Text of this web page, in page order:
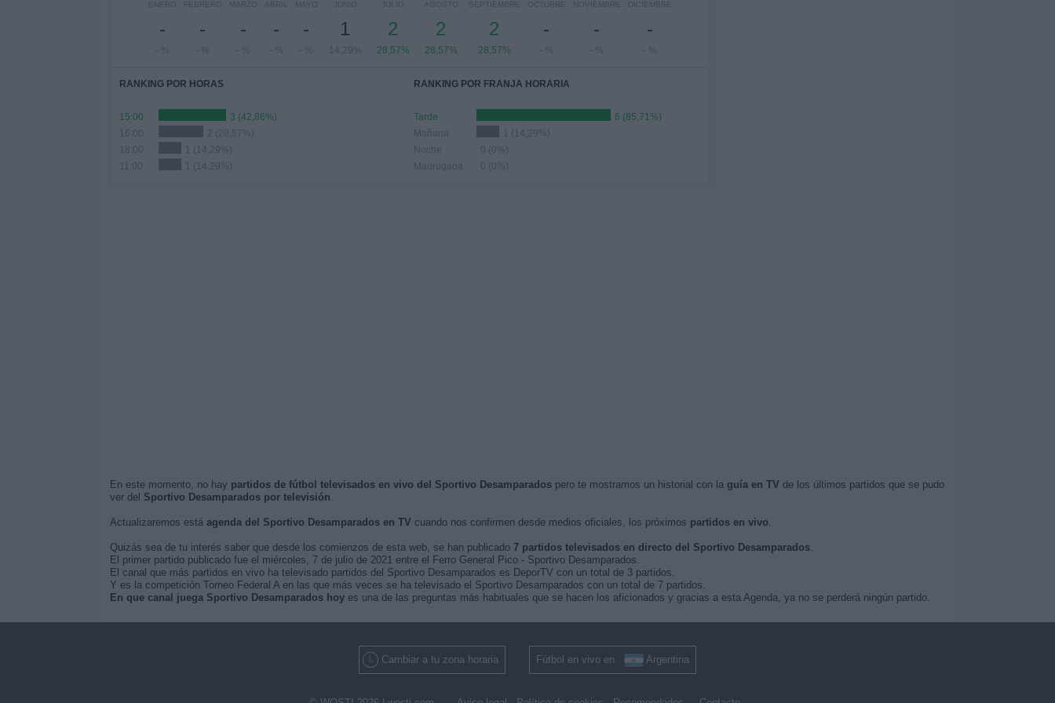
ENERO
-
- %
FEBRERO
-
- %
MARZO
-
- %
ABRIL
-
- %
MAYO
-
- %
JUNIO
1
14,29%
JULIO
2
28,57%
AGOSTO
2
28,57%
SEPTIEMBRE
2
28,57%
OCTUBRE
-
- %
NOVIEMBRE
-
- %
DICIEMBRE
-
- %
RANKING POR HORAS
15:00
3 (42,86%)
16:00
2 (28,57%)
18:00
1 (14,29%)
1 (14,29%)
RANKING POR FRANJA HORARIA
Tarde
6 (85,71%)
Mañana
1 (14,29%)
Noche
0 (0%)
Madrugada
0 (0%)
En este momento, no hay partidos de fútbol televisados en vivo del Sportivo Desamparadospero te mostramos un historial con la guía en TV de los últimos partidos que se pudo
ver del Sportivo Desamparados por televisión.
Actualizaremos está agenda del Sportivo Desamparados en TV cuando nos confirmen desde medios oficiales, los próximos partidos en vivo.
Quizás sea de tu interés saber que desde los comienzos de esta web, se han publicado 7 partidos televisados en directo del Sportivo Desamparados.
El primer partido publicado fue el miércoles, 7 de julio de 2021 entre el Ferro General Pico - Sportivo Desamparados.
El canal que más partidos en vivo ha televisado partidos del Sportivo Desamparados es DeporTV con un total de 3 partidos.
Y es la competición Torneo Federal A en las que más veces se ha televisado el Sportivo Desamparados con un total de 7 partidos.
En que canal juega Sportivo Desamparados hoyes una de las preguntas más habituales que se hacen los aficionados y gracias a esta Agenda, ya no se perderá ningún partido.
Cambiar a tu zona horaria Fútbol en vivo en Argentina